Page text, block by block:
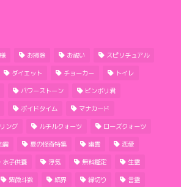
お掃除 お祓い スピリチュアル
ダイエット チョーカー トイレ
パワーストーン ビンボリ君
ボイドタイム マナカード
リング ルチルクォーツ ローズクォーツ
震 夏の怪奇特集 幽霊 恋愛
水子供養 浮気 無料鑑定 生霊
紫微斗数 結界 縁切り 言霊